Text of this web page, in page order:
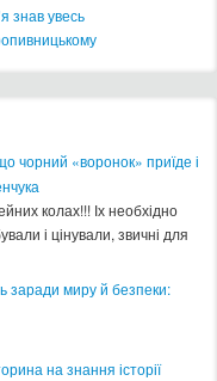
знав увесь
чорний «воронок» приїде і
колах!!! Іх необхідно
і цінували, звичні для
заради миру й безпеки:
на знання історії